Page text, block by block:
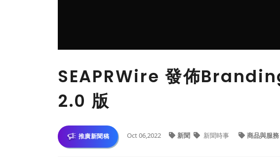
SEAPRWire 發佈
2.0 版
推廣新聞稿 Oct 06,2022 新聞 新聞時事 商品與服務